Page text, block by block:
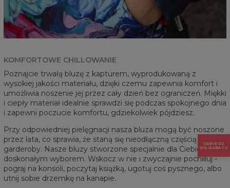
KOMFORTOWE CHILLOWANIE
Poznajcie trwałą bluzę z kapturem, wyprodukowaną z
wysokiej jakości materiału, dzięki czemu zapewnia komfort i
umożliwia noszenie jej przez cały dzień bez ograniczeń. Miękki
i ciepły materiał idealnie sprawdzi się podczas spokojnego dnia
i zapewni poczucie komfortu, gdziekolwiek pójdziesz.
Przy odpowiedniej pielęgnacji nasza bluza mogą być noszone
przez lata, co sprawia, że staną się nieodłączną częścią Twojej
garderoby. Nasze bluzy stworzone specjalnie dla Ciebie będą
doskonałym wyborem. Wskocz w nie i zwyczajnie pochilluj -
pograj na konsoli, poczytaj książką, ugotuj coś pysznego, albo
utnij sobie drzemkę na kanapie.
ODBIERZ
15% RABATU